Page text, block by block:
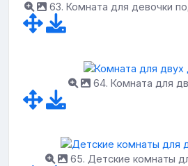
63. Комната для девочки
64. Комната для
65. Детские комнаты